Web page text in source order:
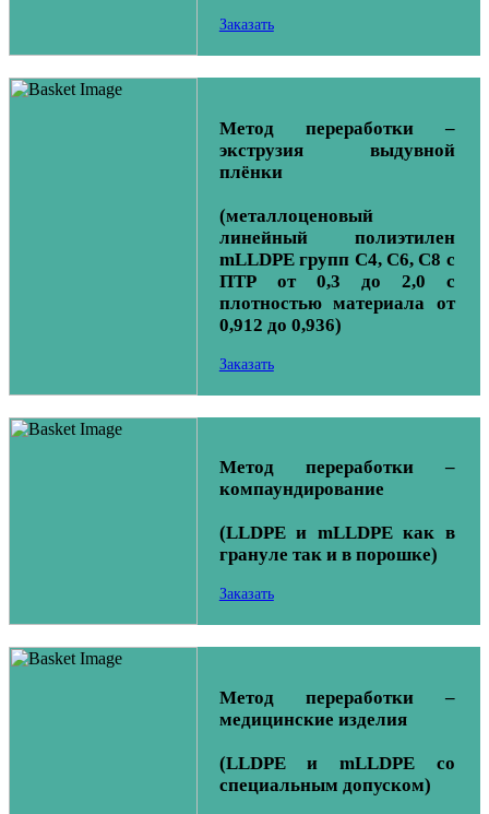
Заказать
Метод переработки –
экструзия выдувной
плёнки
(металлоценовый
линейный полиэтилен
mLLDPE групп С4, С6, С8 с
ПТР от 0,3 до 2,0 с
плотностью материала от
0,912 до 0,936)
Заказать
Метод переработки –
компаундирование
(LLDPE и mLLDPE как в
грануле так и в порошке)
Заказать
Метод переработки –
медицинские изделия
(LLDPE и mLLDPE со
специальным допуском)